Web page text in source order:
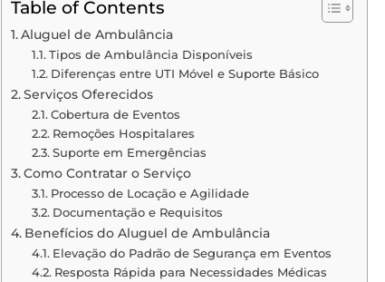
Table of Contents
Aluguel de Ambulância
Tipos de Ambulância Disponíveis
Diferenças entre UTI Móvel e Suporte Básico
Serviços Oferecidos
Cobertura de Eventos
Remoções Hospitalares
Suporte em Emergências
Como Contratar o Serviço
Processo de Locação e Agilidade
Documentação e Requisitos
Benefícios do Aluguel de Ambulância
Elevação do Padrão de Segurança em Eventos
Resposta Rápida para Necessidades Médicas